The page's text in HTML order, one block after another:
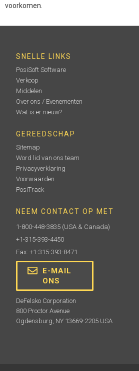
voorkomen.
SNELLE LINKS
PosiSoft Software
Verkoop
Middelen
Over ons / Evenementen
Wat is er nieuw?
GEREEDSCHAP
Sitemap
Word lid van ons team
Privacyverklaring
Voorwaarden
PosiTrack
NEEM CONTACT OP MET
1-800-448-3835 (USA & Canada)
+1-315-393-4450
Fax: +1-315-393-8471
E-MAIL
ONS
DeFelsko Corporation
800 Proctor Avenue
Ogdensburg, NY 13669-2205 USA